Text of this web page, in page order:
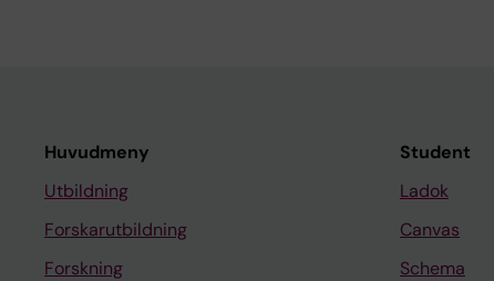
Huvudmeny
Utbildning
Forskarutbildning
Forskning
Student
Ladok
Canvas
Schema